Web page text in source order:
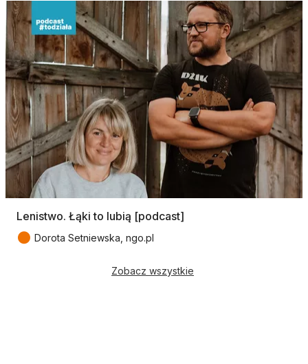
Lenistwo. Łąki to lubią [podcast]
● Dorota Setniewska, ngo.pl
Zobacz wszystkie